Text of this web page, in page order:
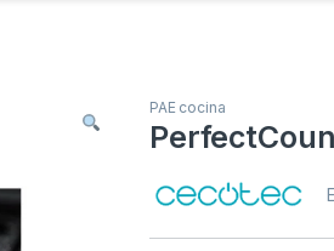
PAE cocina